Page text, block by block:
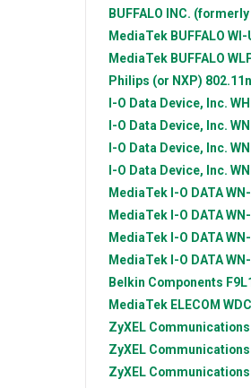
BUFFALO INC.
MediaTek BUFFALO
MediaTek BUFFALO
Philips (or NXP)
I-O Data Device, Inc.
I-O Data Device, Inc.
I-O Data Device, Inc.
I-O Data Device, Inc.
MediaTek I-O DATA
MediaTek I-O DATA
MediaTek I-O DATA
MediaTek I-O DATA
Belkin Components
MediaTek ELECOM
ZyXEL
ZyXEL
ZyXEL